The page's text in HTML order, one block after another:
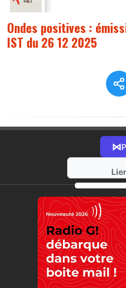
Ondes positives :
IST du 26 12 2025
⋈